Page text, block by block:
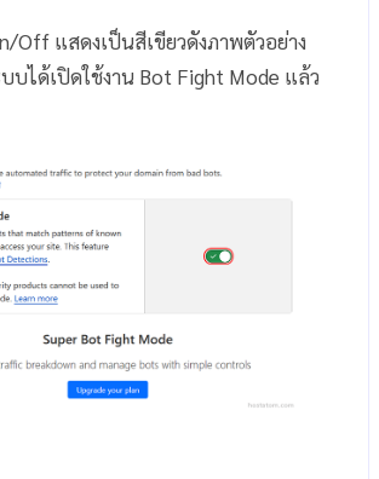
Off แสดงเป็นสีเขียวดังภาพตัวอย่าง
บได้เปิดใช้งาน Bot Fight Mode แล้ว